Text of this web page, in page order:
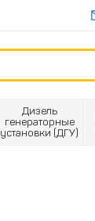
Дизель
генераторные
установки (ДГУ)